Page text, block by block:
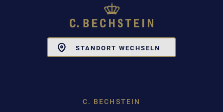
STANDORT WECHSELN
C. BECHSTEIN